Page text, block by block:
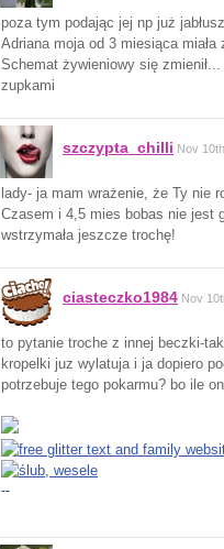
poza tym podając jej np już
Adriana moja od 3 miesiąca
Schemat żywieniowy się
zupkami
szczypta_chilli Nov
lady- ja mam wrażenie, że Ty nie
Czasem i 4,5 mies bobas nie jest
wstrzymała jeszcze trochę!
ciasteczko1984 Nov
to pytanie troche z innej beczki-
kropelki juz wylatuja i ja dopiero
potrzebuje tego pokarmu? bo ile
--